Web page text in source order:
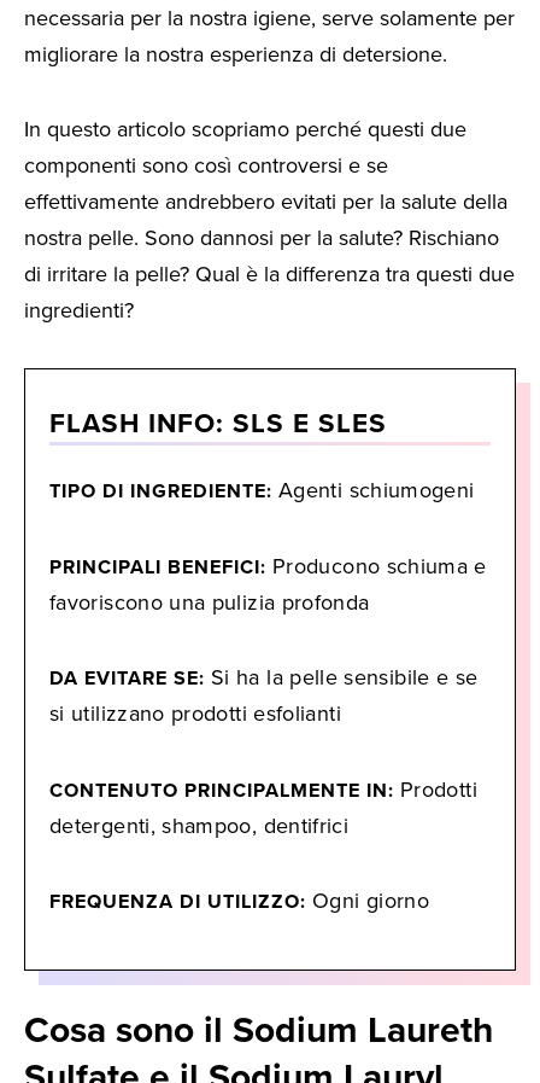
necessaria per la nostra igiene, serve solamente per
migliorare la nostra esperienza di detersione.
In questo articolo scopriamo perché questi due
componenti sono così controversi e se
effettivamente andrebbero evitati per la salute della
nostra pelle. Sono dannosi per la salute? Rischiano
di irritare la pelle? Qual è la differenza tra questi due
ingredienti?
FLASH INFO: SLS E SLES
TIPO DI INGREDIENTE: Agenti schiumogeni
PRINCIPALI BENEFICI: Producono schiuma e
favoriscono una pulizia profonda
DA EVITARE SE: Si ha la pelle sensibile e se
si utilizzano prodotti esfolianti
CONTENUTO PRINCIPALMENTE IN: Prodotti
detergenti, shampoo, dentifrici
FREQUENZA DI UTILIZZO: Ogni giorno
Cosa sono il Sodium Laureth